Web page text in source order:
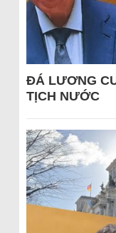
ĐÁ LƯƠNG
TỊCH NƯỚC